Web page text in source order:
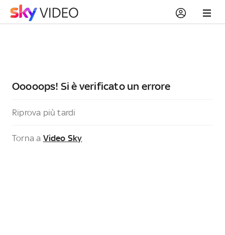
Ooooops! Si è verificato un errore
Riprova più tardi
Torna a Video Sky